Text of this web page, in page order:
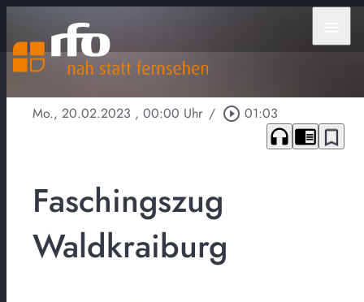
Mo., 20.02.2023 , 00:00 Uhr / play_circle_outline 01:03
headphones chrome_reader_mode bookmark_border
Faschingszug
Waldkraiburg